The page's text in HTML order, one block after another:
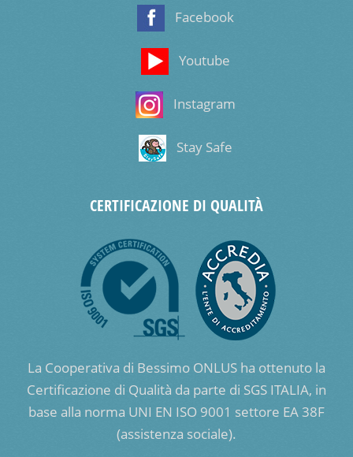
Facebook
Youtube
Instagram
Stay Safe
CERTIFICAZIONE DI QUALITÀ
La Cooperativa di Bessimo ONLUS ha ottenuto la
Certificazione di Qualità da parte di SGS ITALIA, in
base alla norma UNI EN ISO 9001 settore EA 38F
(assistenza sociale).